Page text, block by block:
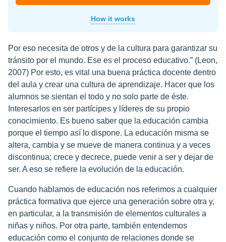
How it works
Por eso necesita de otros y de la cultura para garantizar su
tránsito por el mundo. Ese es el proceso educativo.” (Leon,
2007) Por esto, es vital una buena práctica docente dentro
del aula y crear una cultura de aprendizaje. Hacer que los
alumnos se sientan el todo y no solo parte de éste.
Interesarlos en ser partícipes y líderes de su propio
conocimiento. Es bueno saber que la educación cambia
porque el tiempo así lo dispone. La educación misma se
altera, cambia y se mueve de manera continua y a veces
discontinua; crece y decrece, puede venir a ser y dejar de
ser. A eso se refiere la evolución de la educación.
Cuando hablamos de educación nos referimos a cualquier
práctica formativa que ejerce una generación sobre otra y,
en particular, a la transmisión de elementos culturales a
niñas y niños. Por otra parte, también entendemos
educación como el conjunto de relaciones donde se